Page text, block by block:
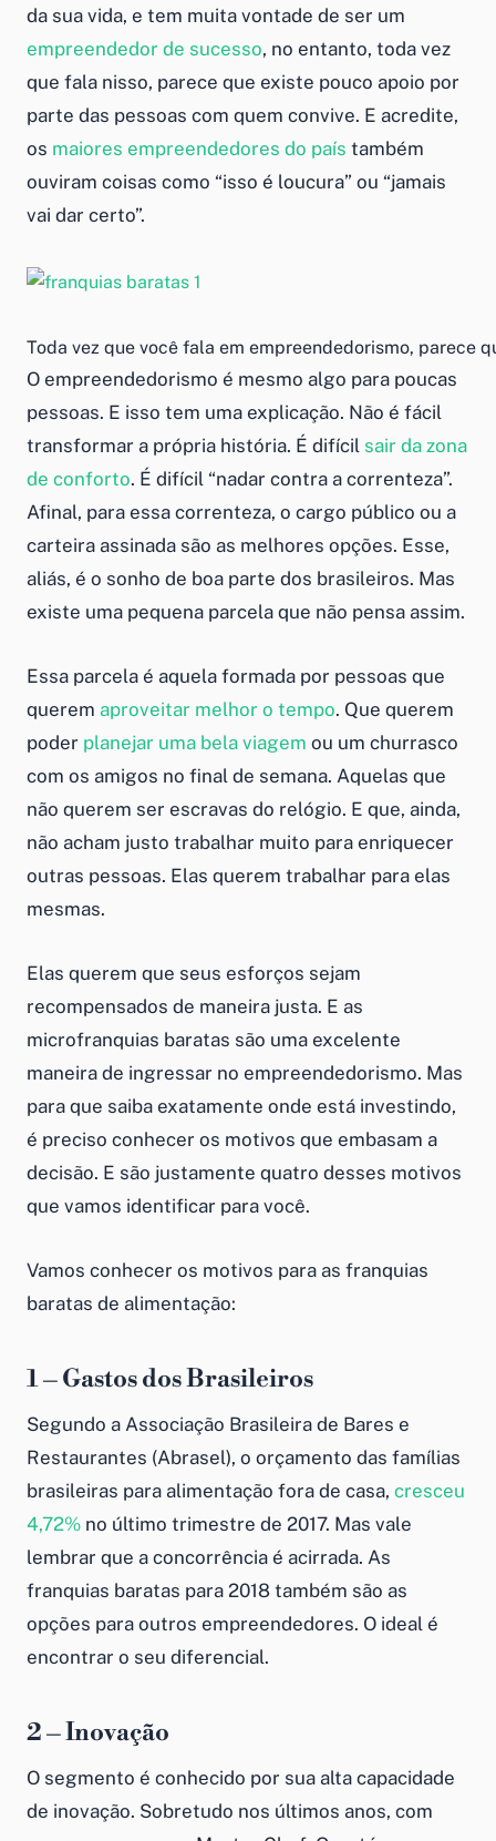
da sua vida, e tem muita vontade de ser um
empreendedor de sucesso, no entanto, toda vez
que fala nisso, parece que existe pouco apoio por
parte das pessoas com quem convive. E acredite,
os maiores empreendedores do país também
ouviram coisas como “isso é loucura” ou “jamais
vai dar certo”.
Toda vez que você fala em empreendedorismo, parece
O empreendedorismo é mesmo algo para poucas
pessoas. E isso tem uma explicação. Não é fácil
transformar a própria história. É difícil sair da zona
de conforto. É difícil “nadar contra a correnteza”.
Afinal, para essa correnteza, o cargo público ou a
carteira assinada são as melhores opções. Esse,
aliás, é o sonho de boa parte dos brasileiros. Mas
existe uma pequena parcela que não pensa assim.
Essa parcela é aquela formada por pessoas que
querem aproveitar melhor o tempo. Que querem
poder planejar uma bela viagem ou um churrasco
com os amigos no final de semana. Aquelas que
não querem ser escravas do relógio. E que, ainda,
não acham justo trabalhar muito para enriquecer
outras pessoas. Elas querem trabalhar para elas
mesmas.
Elas querem que seus esforços sejam
recompensados de maneira justa. E as
microfranquias baratas são uma excelente
maneira de ingressar no empreendedorismo. Mas
para que saiba exatamente onde está investindo,
é preciso conhecer os motivos que embasam a
decisão. E são justamente quatro desses motivos
que vamos identificar para você.
Vamos conhecer os motivos para as franquias
baratas de alimentação:
1 – Gastos dos Brasileiros
Segundo a Associação Brasileira de Bares e
Restaurantes (Abrasel), o orçamento das famílias
brasileiras para alimentação fora de casa, cresceu
4,72% no último trimestre de 2017. Mas vale
lembrar que a concorrência é acirrada. As
franquias baratas para 2018 também são as
opções para outros empreendedores. O ideal é
encontrar o seu diferencial.
2 – Inovação
O segmento é conhecido por sua alta capacidade
de inovação. Sobretudo nos últimos anos, com